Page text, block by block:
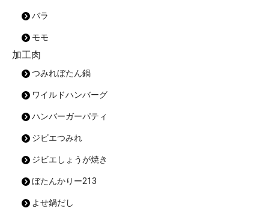
バラ
モモ
加工肉
つみれぼたん鍋
ワイルドハンバーグ
ハンバーガーパティ
ジビエつみれ
ジビエしょうが焼き
ぼたんかりー213
よせ鍋だし